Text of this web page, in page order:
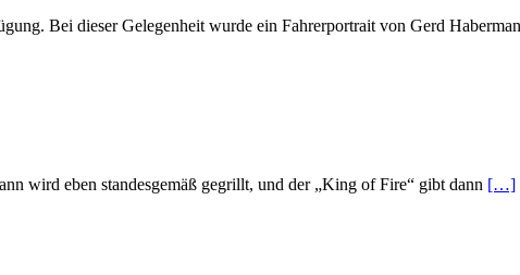
Bei dieser Gelegenheit wurde ein Fahrerportrait von Gerd
wird eben standesgemäß gegrillt, und der „King of Fire“ gibt dann […]